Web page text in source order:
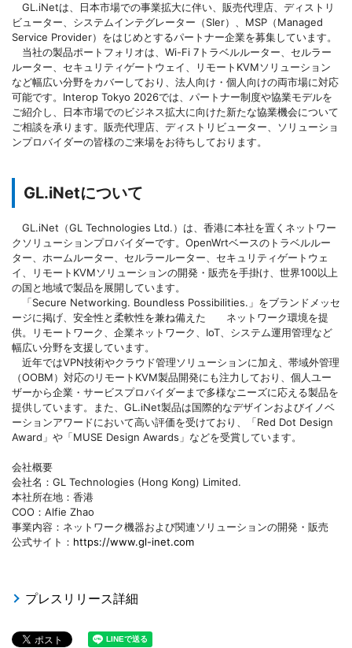
GL.iNetは、日本市場での事業拡大に伴い、販売代理店、ディストリ
ビューター、システムインテグレーター（SIer）、MSP（Managed
Service Provider）をはじめとするパートナー企業を募集しています。
当社の製品ポートフォリオは、Wi-Fi 7トラベルルーター、セルラー
ルーター、セキュリティゲートウェイ、リモートKVMソリューション
など幅広い分野をカバーしており、法人向け・個人向けの両市場に対応
可能です。Interop Tokyo 2026では、パートナー制度や協業モデルを
ご紹介し、日本市場でのビジネス拡大に向けた新たな協業機会について
ご相談を承ります。販売代理店、ディストリビューター、ソリューショ
ンプロバイダーの皆様のご来場をお待ちしております。
GL.iNetについて
GL.iNet（GL Technologies Ltd.）は、香港に本社を置くネットワー
クソリューションプロバイダーです。OpenWrtベースのトラベルルー
ター、ホームルーター、セルラールーター、セキュリティゲートウェ
イ、リモートKVMソリューションの開発・販売を手掛け、世界100以上
の国と地域で製品を展開しています。
「Secure Networking. Boundless Possibilities.」をブランドメッセ
ージに掲げ、安全性と柔軟性を兼ね備えた ネットワーク環境を提
供。リモートワーク、企業ネットワーク、IoT、システム運用管理など
幅広い分野を支援しています。
近年ではVPN技術やクラウド管理ソリューションに加え、帯域外管理
（OOBM）対応のリモートKVM製品開発にも注力しており、個人ユー
ザーから企業・サービスプロバイダーまで多様なニーズに応える製品を
提供しています。また、GL.iNet製品は国際的なデザインおよびイノベ
ーションアワードにおいて高い評価を受けており、「Red Dot Design
Award」や「MUSE Design Awards」などを受賞しています。
会社概要
会社名：GL Technologies (Hong Kong) Limited.
本社所在地：香港
COO：Alfie Zhao
事業内容：ネットワーク機器および関連ソリューションの開発・販売
公式サイト： https://www.gl-inet.com
プレスリリース詳細